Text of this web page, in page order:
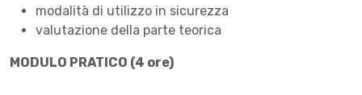
modalità di utilizzo in sicurezza
valutazione della parte teorica
MODULO PRATICO (4 ore)